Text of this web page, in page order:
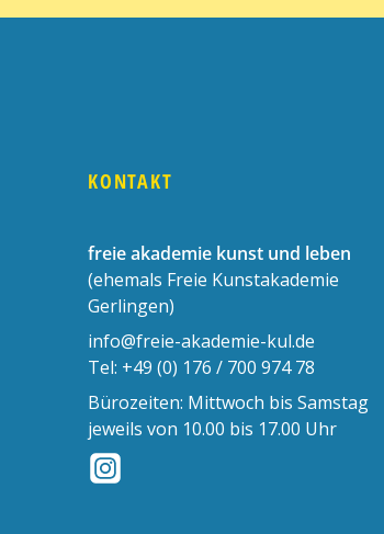
KONTAKT
freie akademie kunst und leben
(ehemals Freie Kunstakademie
Gerlingen)
info@freie-akademie-kul.de
Tel: +49 (0) 176 / 700 974 78
Bürozeiten: Mittwoch bis Samstag
jeweils von 10.00 bis 17.00 Uhr